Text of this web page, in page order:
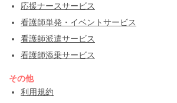
応援ナースサービス
看護師単発・イベントサービス
看護師派遣サービス
看護師添乗サービス
その他
利用規約